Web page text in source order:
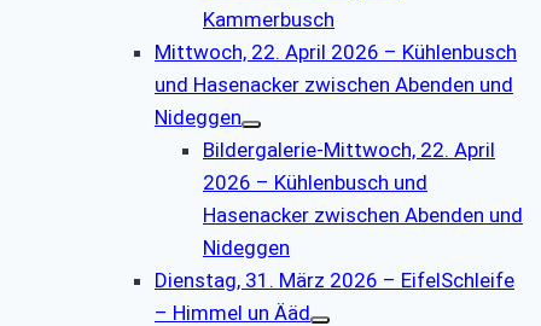
Kammerbusch
Mittwoch, 22. April 2026 – Kühlenbusch
und Hasenacker zwischen Abenden und
Nideggen
Bildergalerie-Mittwoch, 22. April
2026 – Kühlenbusch und
Hasenacker zwischen Abenden und
Nideggen
Dienstag, 31. März 2026 – EifelSchleife
– Himmel un Ääd